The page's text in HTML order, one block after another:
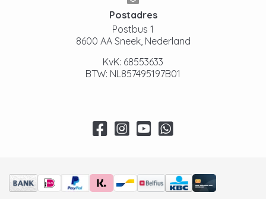
Postadres
Postbus 1
8600 AA Sneek, Nederland
KvK: 68553633
BTW: NL857495197B01